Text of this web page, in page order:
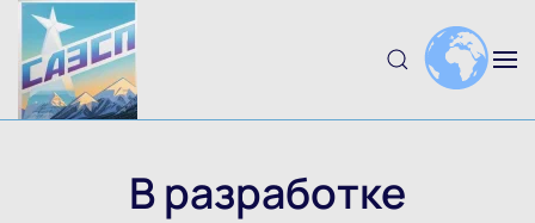
Skip to main content
В разработке